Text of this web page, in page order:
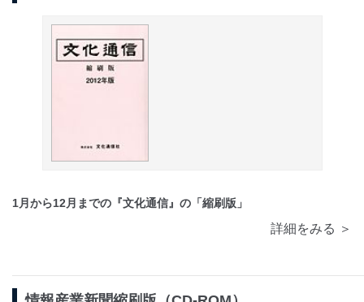
1月から12月までの『文化通信』の「縮刷版」
詳細をみる ＞